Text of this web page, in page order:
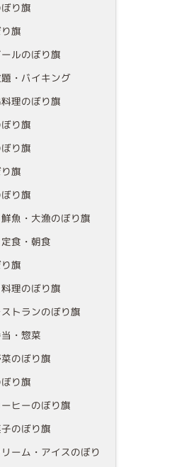
り旗
旗
ルのぼり旗
・バイキング
理のぼり旗
り旗
り旗
旗
り旗
魚・大漁のぼり旗
食・朝食
旗
理のぼり旗
トランのぼり旗
・惣菜
のぼり旗
り旗
ヒーのぼり旗
のぼり旗
ーム・アイスのぼり